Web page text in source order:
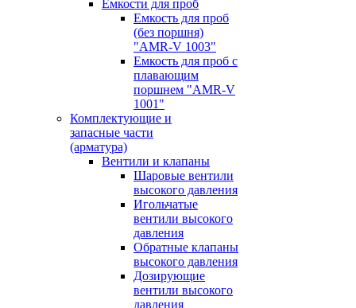
Емкости для проб
Емкость для проб
(без поршня)
"AMR-V 1003"
Емкость для проб с
плавающим
поршнем "AMR-V
1001"
Комплектующие и
запасные части
(арматура)
Вентили и клапаны
Шаровые вентили
высокого давления
Игольчатые
вентили высокого
давления
Обратные клапаны
высокого давления
Дозирующие
вентили высокого
давления